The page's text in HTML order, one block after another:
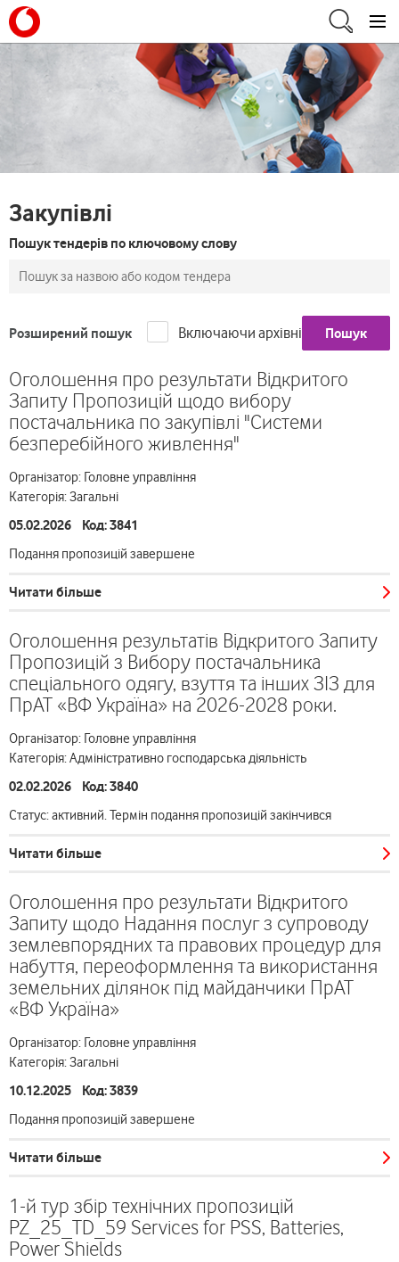
Закупівлі
Пошук тендерів по ключовому слову
Включаючи архівні Пошук
Розширений пошук
Оголошення про результати Відкритого
Запиту Пропозицій щодо вибору
постачальника по закупівлі "Системи
безперебійного живлення"
Організатор: Головне управління
Категорія: Загальні
05.02.2026 Код: 3841
Подання пропозицій завершене
Читати більше
Оголошення результатів Відкритого Запиту
Пропозицій з Вибору постачальника
спеціального одягу, взуття та інших ЗІЗ для
ПрАТ «ВФ Україна» на 2026-2028 роки.
Організатор: Головне управління
Категорія: Адміністративно господарська діяльність
02.02.2026 Код: 3840
Статус: активний. Термін подання пропозицій закінчився
Читати більше
Оголошення про результати Відкритого
Запиту щодо Надання послуг з супроводу
землевпорядних та правових процедур для
набуття, переоформлення та використання
земельних ділянок під майданчики ПрАТ
«ВФ Україна»
Організатор: Головне управління
Категорія: Загальні
10.12.2025 Код: 3839
Подання пропозицій завершене
Читати більше
1-й тур збір технічних пропозицій
PZ_25_TD_59 Services for PSS, Batteries,
Power Shields